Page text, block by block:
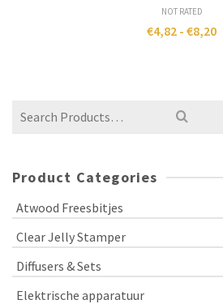
NOT RATED
€4,82 - €8,20
Product Categories
Atwood Freesbitjes
Clear Jelly Stamper
Diffusers & Sets
Elektrische apparatuur